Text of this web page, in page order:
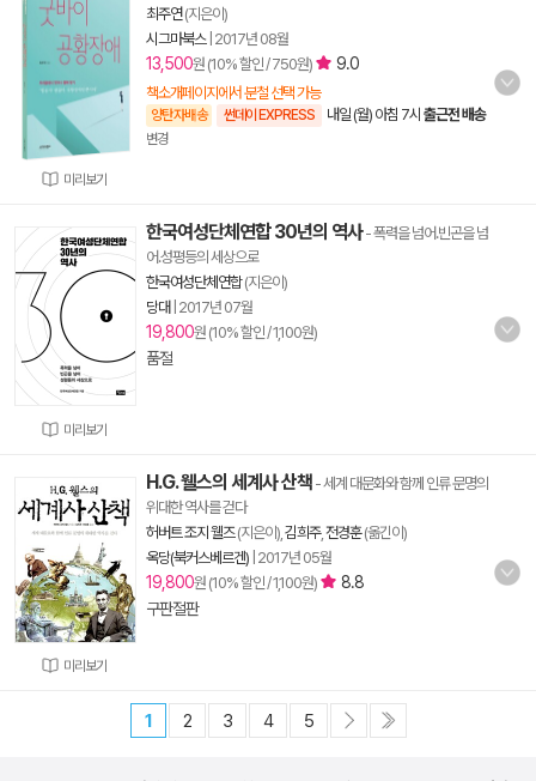
미리보기
최주연(지은이)
시그마북스| 2017년 08월
13,500원 (10% 할인 / 750원) 9.0
책소개페이지에서 분철 선택 가능
양탄자배송 썬데이 EXPRESS 내일 (월) 아침 7시 출근전 배송
변경
미리보기
한국여성단체연합 30년의 역사- 폭력을 넘어.빈곤을 넘
어.성평등의 세상으로
한국여성단체연합(지은이)
당대 2017년 07월
19,800원 (10% 할인 / 1,100원)
품절
미리보기
H.G. 웰스의 세계사 산책 - 세계 대문화와 함께 인류 문명의
위대한 역사를 걷다
허버트 조지 웰즈(지은이), 김희주, 전경훈(옮긴이)
옥당(북커스베르겐) 2017년 05월
19,800원 (10% 할인 / 1,100원)
8.8
구판절판
1 2 3 4 5